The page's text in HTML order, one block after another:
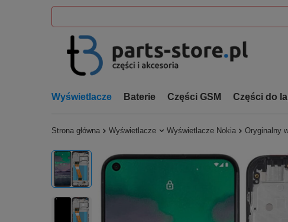
Wyświetlacze Baterie Części GSM Części do
Strona główna Wyświetlacze Wyświetlacze Nokia Oryginalny